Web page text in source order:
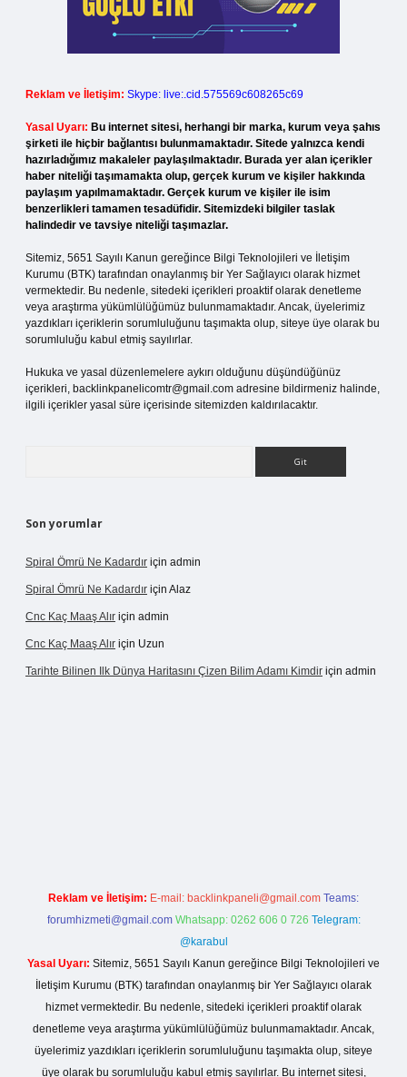
Reklam ve İletişim: Skype: live:.cid.575569c608265c69
Yasal Uyarı: Bu internet sitesi, herhangi bir marka, kurum veya şahıs
şirketi ile hiçbir bağlantısı bulunmamaktadır. Sitede yalnızca kendi
hazırladığımız makaleler paylaşılmaktadır. Burada yer alan içerikler
haber niteliği taşımamakta olup, gerçek kurum ve kişiler hakkında
paylaşım yapılmamaktadır. Gerçek kurum ve kişiler ile isim
benzerlikleri tamamen tesadüfidir. Sitemizdeki bilgiler taslak
halindedir ve tavsiye niteliği taşımazlar.
Sitemiz, 5651 Sayılı Kanun gereğince Bilgi Teknolojileri ve İletişim
Kurumu (BTK) tarafından onaylanmış bir Yer Sağlayıcı olarak hizmet
vermektedir. Bu nedenle, sitedeki içerikleri proaktif olarak denetleme
veya araştırma yükümlülüğümüz bulunmamaktadır. Ancak, üyelerimiz
yazdıkları içeriklerin sorumluluğunu taşımakta olup, siteye üye olarak bu
sorumluluğu kabul etmiş sayılırlar.
Hukuka ve yasal düzenlemelere aykırı olduğunu düşündüğünüz
içerikleri, backlinkpanelicomtr@gmail.com adresine bildirmeniz halinde,
ilgili içerikler yasal süre içerisinde sitemizden kaldırılacaktır.
Son yorumlar
Spiral Ömrü Ne Kadardır için admin
Spiral Ömrü Ne Kadardır için Alaz
Cnc Kaç Maaş Alır için admin
Cnc Kaç Maaş Alır için Uzun
Tarihte Bilinen Ilk Dünya Haritasını Çizen Bilim Adamı Kimdir için admin
Reklam ve İletişim: E-mail: backlinkpaneli@gmail.com Teams:
forumhizmeti@gmail.com Whatsapp: 0262 606 0 726 Telegram:
@karabul
Yasal Uyarı: Sitemiz, 5651 Sayılı Kanun gereğince Bilgi Teknolojileri ve
İletişim Kurumu (BTK) tarafından onaylanmış bir Yer Sağlayıcı olarak
hizmet vermektedir. Bu nedenle, sitedeki içerikleri proaktif olarak
denetleme veya araştırma yükümlülüğümüz bulunmamaktadır. Ancak,
üyelerimiz yazdıkları içeriklerin sorumluluğunu taşımakta olup, siteye
üye olarak bu sorumluluğu kabul etmiş sayılırlar. Bu internet sitesi,